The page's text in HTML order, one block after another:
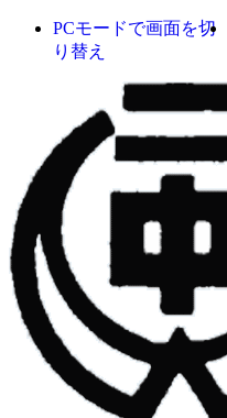
PCモードで画面を切
り替え